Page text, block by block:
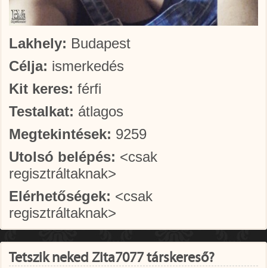
Lakhely: Budapest
Célja: ismerkedés
Kit keres: férfi
Testalkat: átlagos
Megtekintések: 9259
Utolsó belépés: <csak
regisztráltaknak>
Elérhetőségek: <csak
regisztráltaknak>
Tetszik neked Zita7077 társkereső?